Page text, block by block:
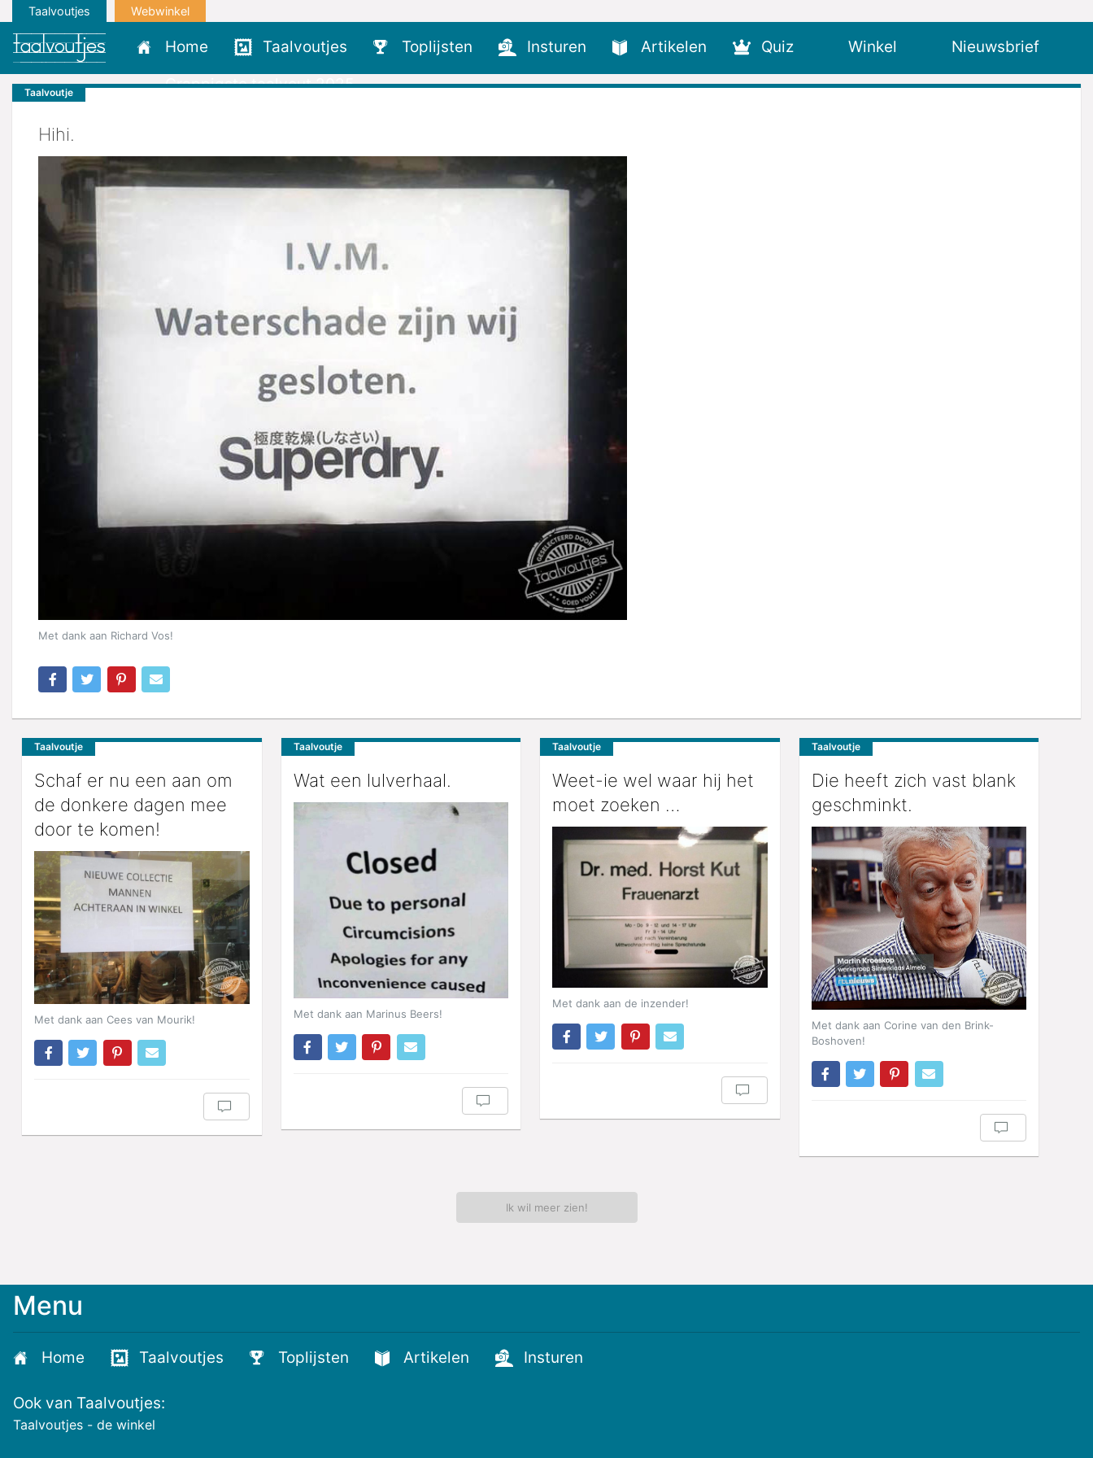
Taalvoutjes Webwinkel
Home Taalvoutjes Toplijsten Insturen Artikelen Quiz Winkel
Nieuwsbrief
Grappigste taalvout 2025
Taalvoutje
Hihi.
Met dank aan Richard Vos!
Taalvoutje
Schaf er nu een aan om
de donkere dagen mee
door te komen!
Met dank aan Cees van Mourik!
Taalvoutje
Wat een lulverhaal.
Met dank aan Marinus Beers!
Taalvoutje
Weet-ie wel waar hij het
moet zoeken …
Met dank aan de inzender!
Taalvoutje
Die heeft zich vast blank
geschminkt.
Met dank aan Corine van den Brink-
Boshoven!
Ik wil meer zien!
Meld
voor
nieuwste
voutjes
Menu
Home Taalvoutjes Toplijsten Artikelen Insturen
Ook van Taalvoutjes:
Taalvoutjes - de winkel